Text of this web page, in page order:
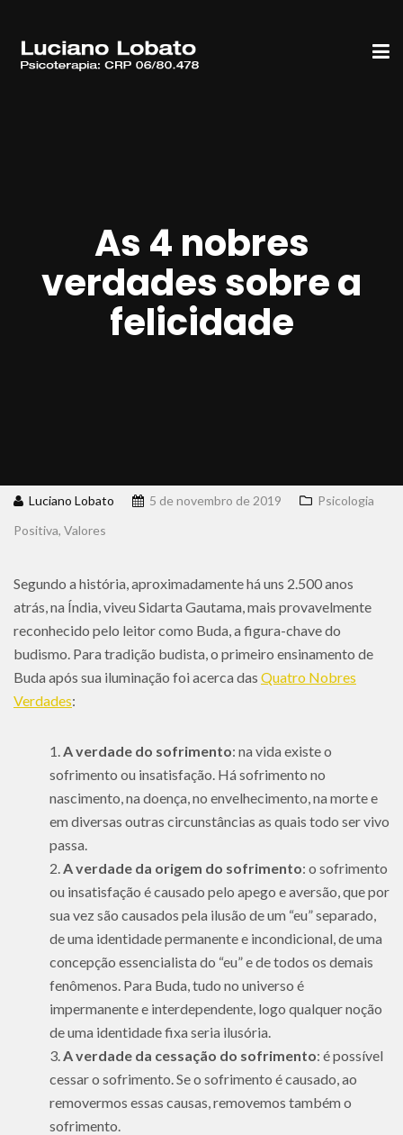
As 4 nobres
verdades sobre a
felicidade
Luciano Lobato 5 de novembro de 2019
Psicologia
Positiva, Valores
Segundo a história, aproximadamente há uns 2.500 anos
atrás, na Índia, viveu Sidarta Gautama, mais provavelmente
reconhecido pelo leitor como Buda, a figura-chave do
budismo. Para tradição budista, o primeiro ensinamento de
Buda após sua iluminação foi acerca das Quatro Nobres
Verdades:
A verdade do sofrimento: na vida existe o
sofrimento ou insatisfação. Há sofrimento no
nascimento, na doença, no envelhecimento, na morte e
em diversas outras circunstâncias as quais todo ser vivo
passa.
A verdade da origem do sofrimento: o sofrimento
ou insatisfação é causado pelo apego e aversão, que por
sua vez são causados pela ilusão de um “eu” separado,
de uma identidade permanente e incondicional, de uma
concepção essencialista do “eu” e de todos os demais
fenômenos. Para Buda, tudo no universo é
impermanente e interdependente, logo qualquer noção
de uma identidade fixa seria ilusória.
A verdade da cessação do sofrimento: é possível
cessar o sofrimento. Se o sofrimento é causado, ao
removermos essas causas, removemos também o
sofrimento.